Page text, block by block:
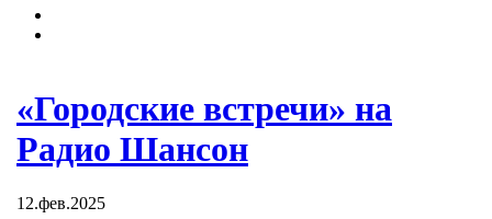
«Городские встречи» на
Радио Шансон
12.фев.2025